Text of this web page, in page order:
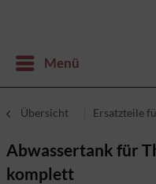
Menü
Übersicht Ersatzteile
Abwassertank für
komplett